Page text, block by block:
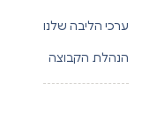
ערכי הליבה שלנו
הנהלת הקבוצה